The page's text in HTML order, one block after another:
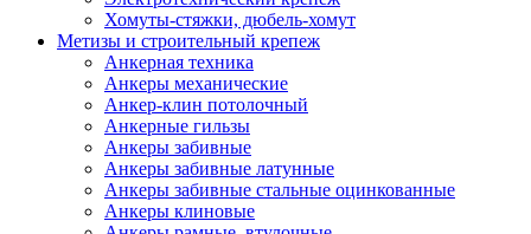
Хомуты-стяжки, дюбель-хомут
Метизы и строительный крепеж
Анкерная техника
Анкеры механические
Анкер-клин потолочный
Анкерные гильзы
Анкеры забивные
Анкеры забивные латунные
Анкеры забивные стальные оцинкованные
Анкеры клиновые